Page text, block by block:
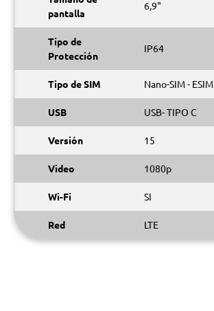
pantalla
6,9"
Tipo de
Protección
IP64
Tipo de SIM Nano-SIM - ESIM
USB USB- TIPO C
Versión 15
Video 1080p
Wi-Fi SI
Red LTE